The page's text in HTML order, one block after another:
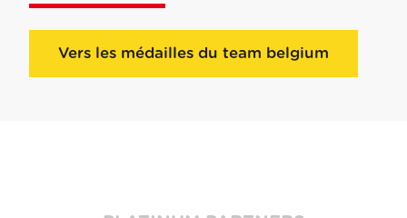
Vers les médailles du team belgium